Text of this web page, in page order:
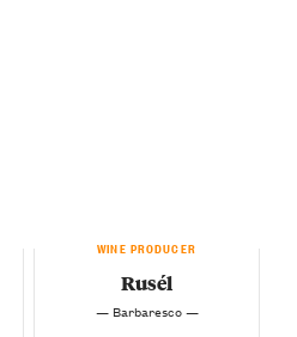
WINE PRODUCER
Rusél
— Barbaresco —